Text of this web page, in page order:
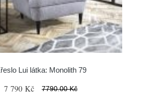
Lui látka: Monolith 79
7 790 Kč 7790.00 Kč